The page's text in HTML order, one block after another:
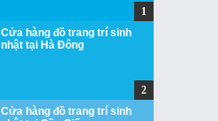
Cửa hàng đồ trang trí sinh
nhật tại Hà Đông
Cửa hàng đồ trang trí sinh